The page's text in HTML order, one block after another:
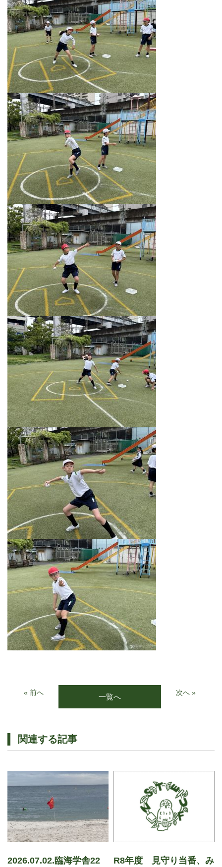
« 前へ 一覧へ 次へ »
関連する記事
2026.07.02.臨海学舎22
R8年度 見守り当番、み